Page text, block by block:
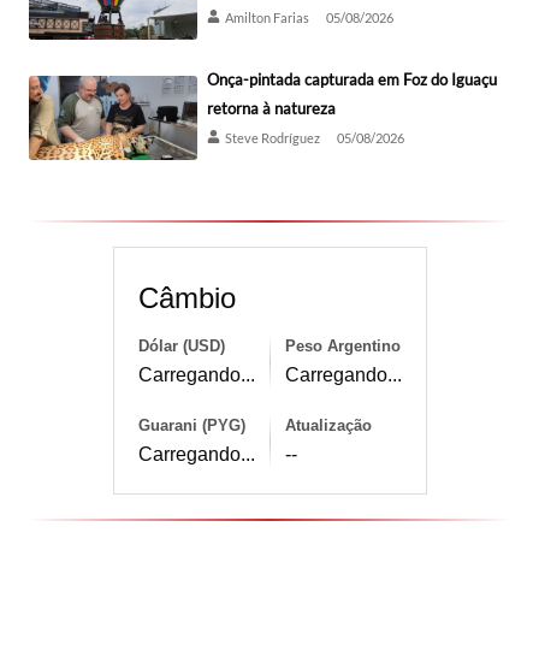
Amilton Farias 05/08/2026
Onça-pintada capturada em Foz do Iguaçu
retorna à natureza
Steve Rodríguez 05/08/2026
Câmbio
Dólar (USD)
Carregando...
Peso Argentino
Carregando...
Guarani (PYG)
Carregando...
Atualização
--